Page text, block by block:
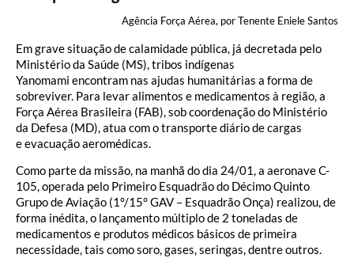
Agência Força Aérea, por Tenente Eniele Santos
Em grave situação de calamidade pública, já decretada pelo
Ministério da Saúde (MS), tribos indígenas
Yanomami encontram nas ajudas humanitárias a forma de
sobreviver. Para levar alimentos e medicamentos à região, a
Força Aérea Brasileira (FAB), sob coordenação do Ministério
da Defesa (MD), atua com o transporte diário de cargas
e evacuação aeromédicas.
Como parte da missão, na manhã do dia 24/01, a aeronave C-
105, operada pelo Primeiro Esquadrão do Décimo Quinto
Grupo de Aviação (1°/15° GAV – Esquadrão Onça) realizou, de
forma inédita, o lançamento múltiplo de 2 toneladas de
medicamentos e produtos médicos básicos de primeira
necessidade, tais como soro, gases, seringas, dentre outros.